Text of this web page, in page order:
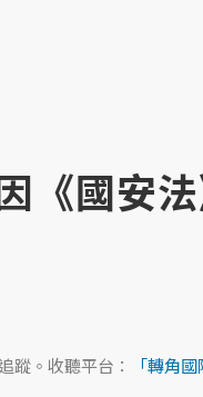
《國安
蹤。收聽平台： 「轉角